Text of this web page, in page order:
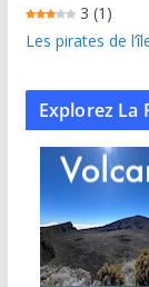
3 (1)
Les pirates de
Explorez La